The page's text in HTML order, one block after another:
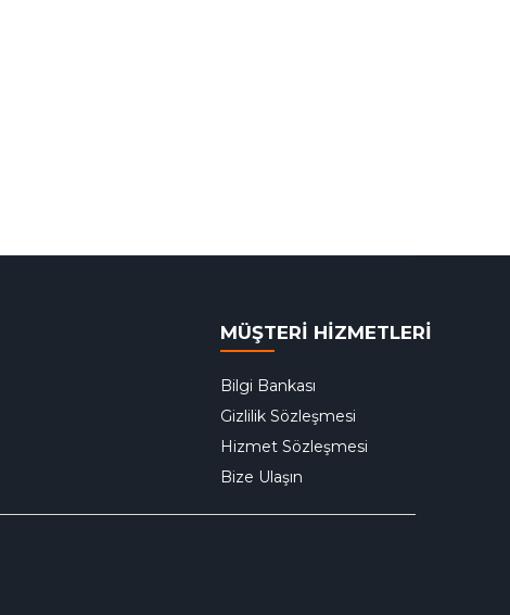
MÜŞTERİ HİZMETLERİ
Bilgi Bankası
Gizlilik Sözleşmesi
Hizmet Sözleşmesi
Bize Ulaşın